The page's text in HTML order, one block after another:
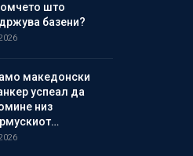
што
базени?
македонски
успеал да
низ